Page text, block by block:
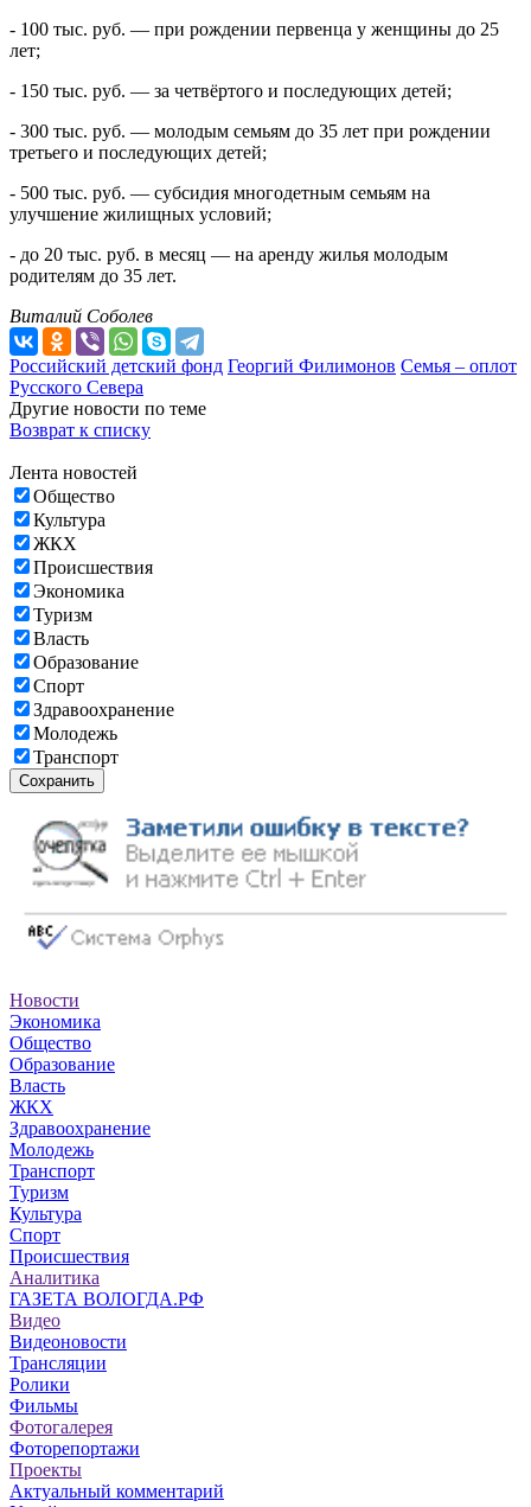
- 100 тыс. руб. — при рождении первенца у женщины до 25
лет;
- 150 тыс. руб. — за четвёртого и последующих детей;
- 300 тыс. руб. — молодым семьям до 35 лет при рождении
третьего и последующих детей;
- 500 тыс. руб. — субсидия многодетным семьям на
улучшение жилищных условий;
- до 20 тыс. руб. в месяц — на аренду жилья молодым
родителям до 35 лет.
Виталий Соболев
Российский детский фонд Георгий Филимонов Семья – оплот
Русского Севера
Другие новости по теме
Возврат к списку
Лента новостей
Общество
Культура
ЖКХ
Происшествия
Экономика
Туризм
Власть
Образование
Спорт
Здравоохранение
Молодежь
Транспорт
Сохранить
Новости
Экономика
Общество
Образование
Власть
ЖКХ
Здравоохранение
Молодежь
Транспорт
Туризм
Культура
Спорт
Происшествия
Аналитика
ГАЗЕТА ВОЛОГДА.РФ
Видео
Видеоновости
Трансляции
Ролики
Фильмы
Фотогалерея
Фоторепортажи
Проекты
Актуальный комментарий